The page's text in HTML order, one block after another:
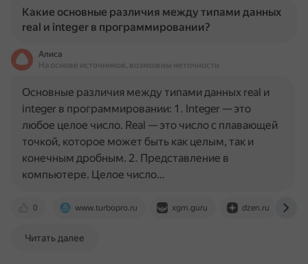
Какие основные различия между типами данных
real и integer в программировании?
Алиса
На основе источников, возможны неточности
0 www.turbopro.ru xgm.guru dzen.ru
Основные различия между типами данных real и
integer в программировании: 1. Integer — это
любое целое число. Real — это число с плавающей
точкой, которое может быть как целым, так и
конечным дробным. 2. Представление в
компьютере. Целое число…
Читать далее